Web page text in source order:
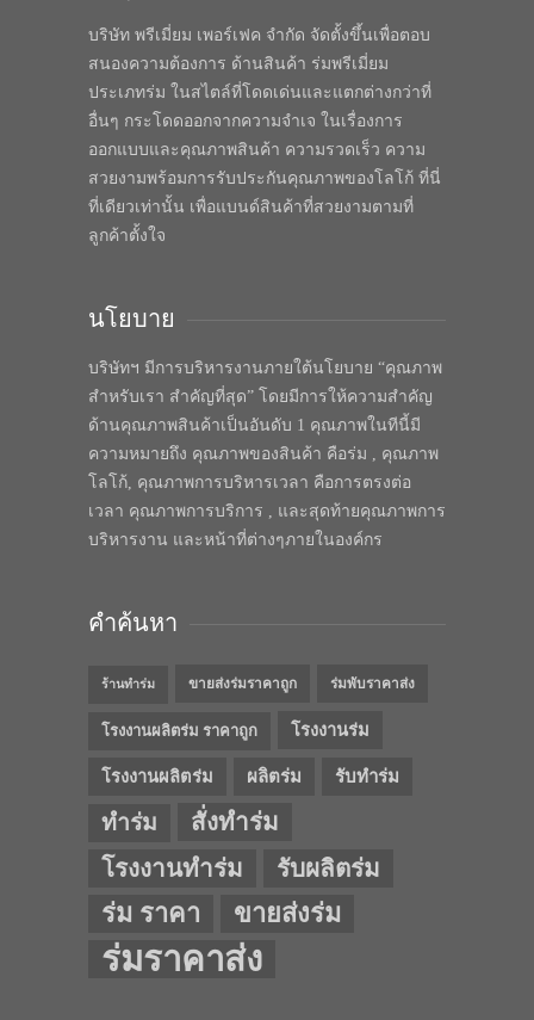
บริษัท พรีเมี่ยม เพอร์เฟค จำกัด จัดตั้งขึ้นเพื่อตอบ
สนองความต้องการ ด้านสินค้า ร่มพรีเมี่ยม
ประเภทร่ม ในสไตล์ที่โดดเด่นและแตกต่างกว่าที่
อื่นๆ กระโดดออกจากความจำเจ ในเรื่องการ
ออกแบบและคุณภาพสินค้า ความรวดเร็ว ความ
สวยงามพร้อมการรับประกันคุณภาพของโลโก้ ที่นี่
ที่เดียวเท่านั้น เพื่อแบนด์สินค้าที่สวยงามตามที่
ลูกค้าตั้งใจ
นโยบาย
บริษัทฯ มีการบริหารงานภายใต้นโยบาย “คุณภาพ
สำหรับเรา สำคัญที่สุด” โดยมีการให้ความสำคัญ
ด้านคุณภาพสินค้าเป็นอันดับ 1 คุณภาพในทีนี้มี
ความหมายถึง คุณภาพของสินค้า คือร่ม , คุณภาพ
โลโก้, คุณภาพการบริหารเวลา คือการตรงต่อ
เวลา คุณภาพการบริการ , และสุดท้ายคุณภาพการ
บริหารงาน และหน้าที่ต่างๆภายในองค์กร
คำค้นหา
ร้านทำร่ม ขายส่งร่มราคาถูก ร่มพับราคาส่ง
โรงงานผลิตร่ม ราคาถูก โรงงานร่ม
โรงงานผลิตร่ม ผลิตร่ม รับทำร่ม
ทำร่ม
สั่งทำร่ม
โรงงานทำร่ม
รับผลิตร่ม
ร่ม ราคา ขายส่งร่ม
ร่มราคาส่ง